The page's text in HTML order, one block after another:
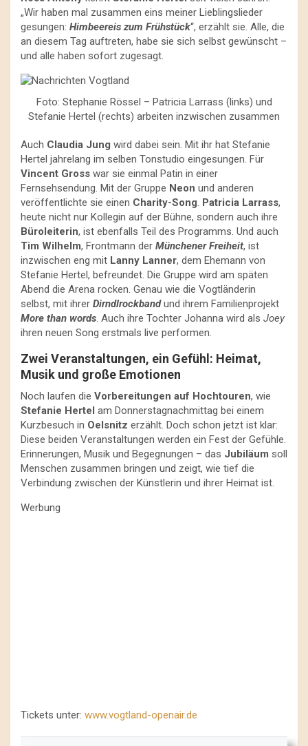
„Wir haben mal zusammen eins meiner Lieblingslieder
gesungen: Himbeereis zum Frühstück“, erzählt sie. Alle, die
an diesem Tag auftreten, habe sie sich selbst gewünscht –
und alle haben sofort zugesagt.
Foto: Stephanie Rössel – Patricia Larrass (links) und
Stefanie Hertel (rechts) arbeiten inzwischen zusammen
Auch Claudia Jung wird dabei sein. Mit ihr hat Stefanie
Hertel jahrelang im selben Tonstudio eingesungen. Für
Vincent Gross war sie einmal Patin in einer
Fernsehsendung. Mit der Gruppe Neon und anderen
veröffentlichte sie einen Charity-Song. Patricia Larrass,
heute nicht nur Kollegin auf der Bühne, sondern auch ihre
Büroleiterin, ist ebenfalls Teil des Programms. Und auch
Tim Wilhelm, Frontmann der Münchener Freiheit, ist
inzwischen eng mit Lanny Lanner, dem Ehemann von
Stefanie Hertel, befreundet. Die Gruppe wird am späten
Abend die Arena rocken. Genau wie die Vogtländerin
selbst, mit ihrer Dirndlrockbandund ihrem Familienprojekt
More than words. Auch ihre Tochter Johanna wird als Joey
ihren neuen Song erstmals live performen.
Zwei Veranstaltungen, ein Gefühl: Heimat,
Musik und große Emotionen
Noch laufen die Vorbereitungen auf Hochtouren, wie
Stefanie Hertel am Donnerstagnachmittag bei einem
Kurzbesuch in Oelsnitz erzählt. Doch schon jetzt ist klar:
Diese beiden Veranstaltungen werden ein Fest der Gefühle.
Erinnerungen, Musik und Begegnungen – das Jubiläum soll
Menschen zusammen bringen und zeigt, wie tief die
Verbindung zwischen der Künstlerin und ihrer Heimat ist.
Werbung
Tickets unter: www.vogtland-openair.de